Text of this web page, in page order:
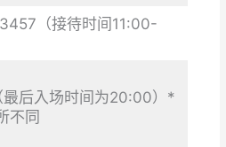
（接待时间11:00-
后入场时间为20:00）*
不同